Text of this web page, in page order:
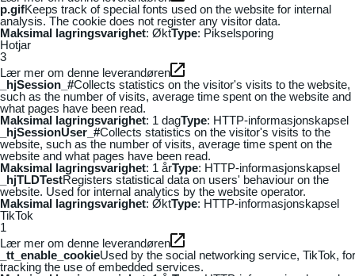
p.gifKeeps track of special fonts used on the website for internal
analysis. The cookie does not register any visitor data.
Maksimal lagringsvarighet: ØktType: Pikselsporing
Hotjar
3
Lær mer om denne leverandøren
_hjSession_#Collects statistics on the visitor's visits to the website,
such as the number of visits, average time spent on the website and
what pages have been read.
Maksimal lagringsvarighet: 1 dagType: HTTP-informasjonskapsel
_hjSessionUser_#Collects statistics on the visitor's visits to the
website, such as the number of visits, average time spent on the
website and what pages have been read.
Maksimal lagringsvarighet: 1 årType: HTTP-informasjonskapsel
_hjTLDTestRegisters statistical data on users' behaviour on the
website. Used for internal analytics by the website operator.
Maksimal lagringsvarighet: ØktType: HTTP-informasjonskapsel
TikTok
1
Lær mer om denne leverandøren
_tt_enable_cookieUsed by the social networking service, TikTok, for
tracking the use of embedded services.